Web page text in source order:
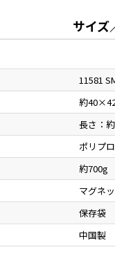
サイズ
11581
約
長さ：
ポリプ
約700g
マグネ
保存袋
中国製